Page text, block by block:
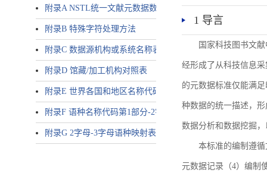
附录A NSTL统一文献元数据数据唯一标识符规则
附录B 特殊字符处理方法
附录C 数据源机构或系统名称表
附录D 馆藏/加工机构对照表
附录E 世界各国和地区名称代码-2字母代码（GB/T 2659-
附录F 语种名称代码第1部分-2字母代码（GB/T 4880.1-2005
附录G 2字母-3字母语种映射表
1 导言
国家科技图书文
经形成了从科技信息
的元数据标准仅能满
种数据的统一描述，
数据分析和数据挖掘
本标准的编制遵
元数据记录（4）编制